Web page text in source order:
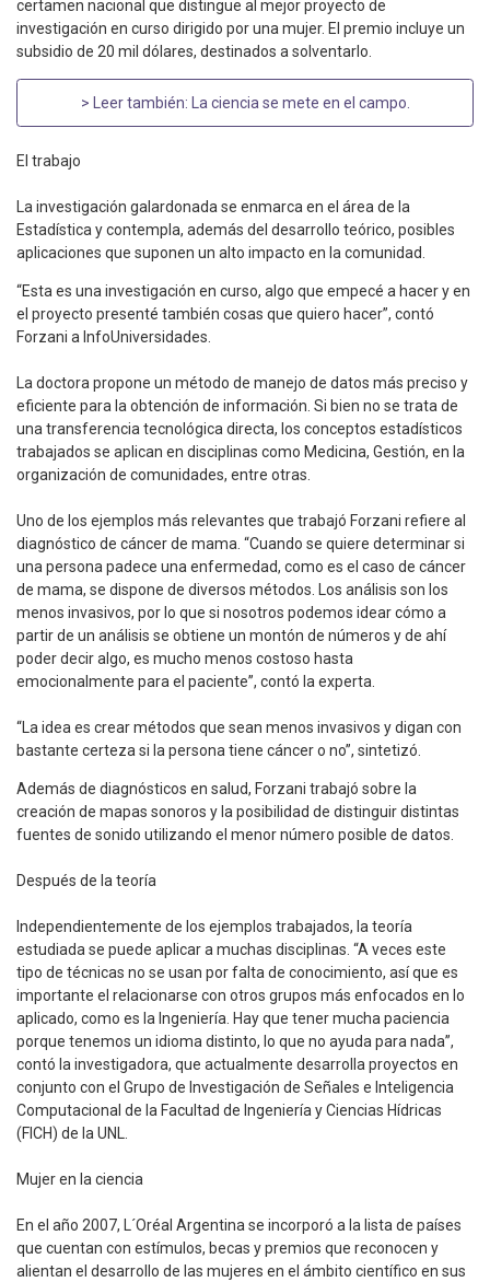
certamen nacional que distingue al mejor proyecto de
investigación en curso dirigido por una mujer. El premio incluye un
subsidio de 20 mil dólares, destinados a solventarlo.
> Leer también: La ciencia se mete en el campo
El trabajo
La investigación galardonada se enmarca en el área de la
Estadística y contempla, además del desarrollo teórico, posibles
aplicaciones que suponen un alto impacto en la comunidad.
“Esta es una investigación en curso, algo que empecé a hacer y en
el proyecto presenté también cosas que quiero hacer”, contó
Forzani a InfoUniversidades.
La doctora propone un método de manejo de datos más preciso y
eficiente para la obtención de información. Si bien no se trata de
una transferencia tecnológica directa, los conceptos estadísticos
trabajados se aplican en disciplinas como Medicina, Gestión, en la
organización de comunidades, entre otras.
Uno de los ejemplos más relevantes que trabajó Forzani refiere al
diagnóstico de cáncer de mama. “Cuando se quiere determinar si
una persona padece una enfermedad, como es el caso de cáncer
de mama, se dispone de diversos métodos. Los análisis son los
menos invasivos, por lo que si nosotros podemos idear cómo a
partir de un análisis se obtiene un montón de números y de ahí
poder decir algo, es mucho menos costoso hasta
emocionalmente para el paciente”, contó la experta.
“La idea es crear métodos que sean menos invasivos y digan con
bastante certeza si la persona tiene cáncer o no”, sintetizó.
Además de diagnósticos en salud, Forzani trabajó sobre la
creación de mapas sonoros y la posibilidad de distinguir distintas
fuentes de sonido utilizando el menor número posible de datos.
Después de la teoría
Independientemente de los ejemplos trabajados, la teoría
estudiada se puede aplicar a muchas disciplinas. “A veces este
tipo de técnicas no se usan por falta de conocimiento, así que es
importante el relacionarse con otros grupos más enfocados en lo
aplicado, como es la Ingeniería. Hay que tener mucha paciencia
porque tenemos un idioma distinto, lo que no ayuda para nada”,
contó la investigadora, que actualmente desarrolla proyectos en
conjunto con el Grupo de Investigación de Señales e Inteligencia
Computacional de la Facultad de Ingeniería y Ciencias Hídricas
(FICH) de la UNL.
Mujer en la ciencia
En el año 2007, L´Oréal Argentina se incorporó a la lista de países
que cuentan con estímulos, becas y premios que reconocen y
alientan el desarrollo de las mujeres en el ámbito científico en sus